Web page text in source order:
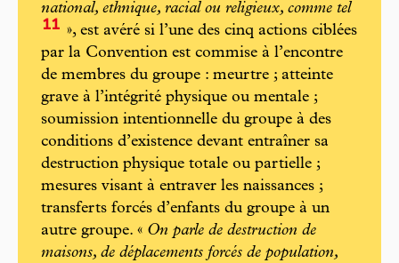
national, ethnique, racial ou religieux, comme tel
11 », est avéré si l’une des cinq actions ciblées
par la Convention est commise à l’encontre
de membres du groupe : meurtre ; atteinte
grave à l’intégrité physique ou mentale ;
soumission intentionnelle du groupe à des
conditions d’existence devant entraîner sa
destruction physique totale ou partielle ;
mesures visant à entraver les naissances ;
transferts forcés d’enfants du groupe à un
autre groupe. « On parle de destruction de
maisons, de déplacements forcés de population,